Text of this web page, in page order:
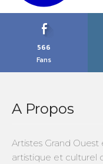
566
Fans
A Propos
Artistes Grand
artistique et culturel